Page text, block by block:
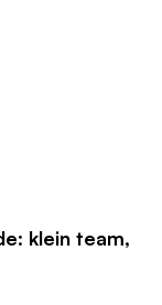
klein team,